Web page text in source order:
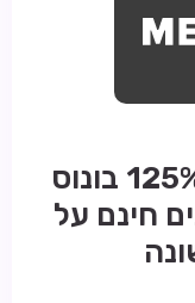
בונוס קבלת פנים: עד 125% בונוס
250 ספינים חינם על